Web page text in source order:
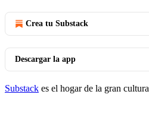
Crea tu Substack
Descargar la app
Substack es el hogar de la gran cultura